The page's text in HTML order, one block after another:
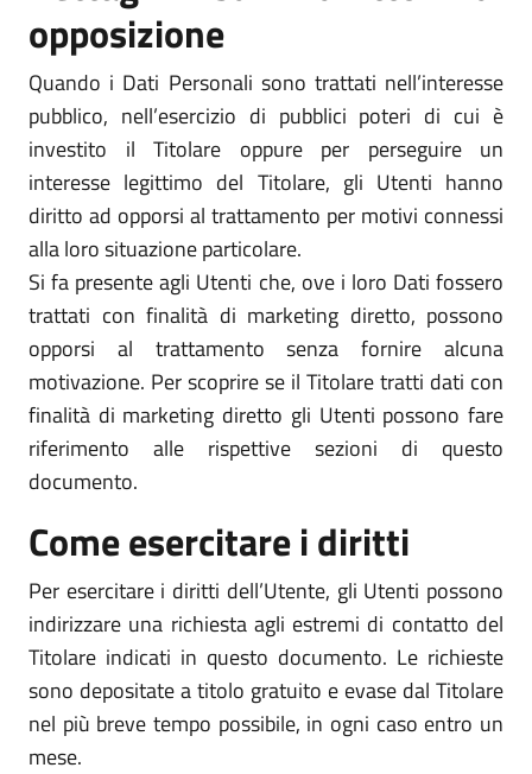
opposizione
Quando i Dati Personali sono trattati nell’interesse
pubblico, nell’esercizio di pubblici poteri di cui è
investito il Titolare oppure per perseguire un
interesse legittimo del Titolare, gli Utenti hanno
diritto ad opporsi al trattamento per motivi connessi
alla loro situazione particolare.
Si fa presente agli Utenti che, ove i loro Dati fossero
trattati con finalità di marketing diretto, possono
opporsi al trattamento senza fornire alcuna
motivazione. Per scoprire se il Titolare tratti dati con
finalità di marketing diretto gli Utenti possono fare
riferimento alle rispettive sezioni di questo
documento.
Come esercitare i diritti
Per esercitare i diritti dell’Utente, gli Utenti possono
indirizzare una richiesta agli estremi di contatto del
Titolare indicati in questo documento. Le richieste
sono depositate a titolo gratuito e evase dal Titolare
nel più breve tempo possibile, in ogni caso entro un
mese.